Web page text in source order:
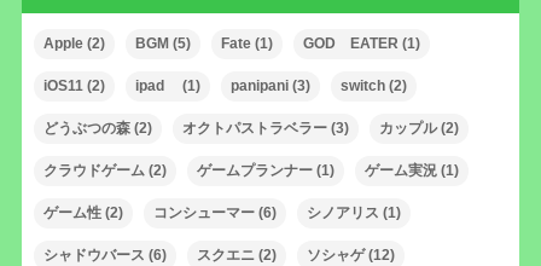
Apple(2) BGM (5) Fate(1) GOD EATER (1)
iOS11(2) ipad (1) panipani(3) switch(2)
どうぶつの森(2) オクトパストラベラー(3) カップル(2)
クラウドゲーム(2) ゲームプランナー(1) ゲーム実況(1)
ゲーム性(2) コンシューマー(6) シノアリス (1)
シャドウバース (6) スクエニ(2) ソシャゲ(12)